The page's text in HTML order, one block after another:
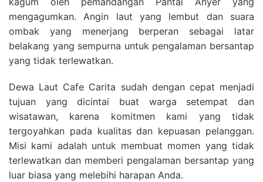
mengagumkan. Angin laut yang lembut dan suara
ombak yang menerjang berperan sebagai latar
belakang yang sempurna untuk pengalaman bersantap
yang tidak terlewatkan.
Dewa Laut Cafe Carita sudah dengan cepat menjadi
tujuan yang dicintai buat warga setempat dan
wisatawan, karena komitmen kami yang tidak
tergoyahkan pada kualitas dan kepuasan pelanggan.
Misi kami adalah untuk membuat momen yang tidak
terlewatkan dan memberi pengalaman bersantap yang
luar biasa yang melebihi harapan Anda.